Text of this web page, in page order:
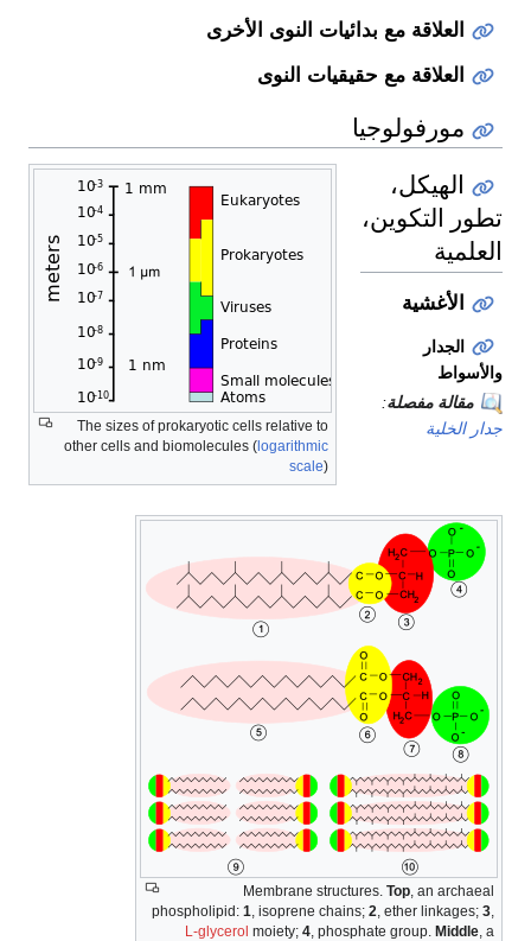
العلاقة مع بدائيات النوى الأخرى
العلاقة مع حقيقيات النوى
مورفولوجيا
The sizes of prokaryotic cells relative to
other cells and biomolecules (logarithmic
scale)
الهيكل،
تطور التكوين،
العلمية
الأغشية
Membrane structures. Top, an archaeal
phospholipid: 1, isoprene chains; 2, ether linkages; 3,
L-glycerol moiety; 4, phosphate group. Middle, a
الجدار
والأسواط
مقالة مفصلة:
جدار الخلية